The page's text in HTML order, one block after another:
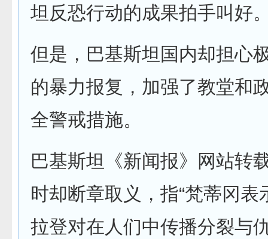
坦反恐行动的成果拍手叫好
但是，巴基斯坦国内却担心
的暴力报复，加强了教堂和
全警戒措施。
巴基斯坦《新闻报》网站转
时却断章取义，指“梵蒂冈表
拉登对在人们中传播分裂与